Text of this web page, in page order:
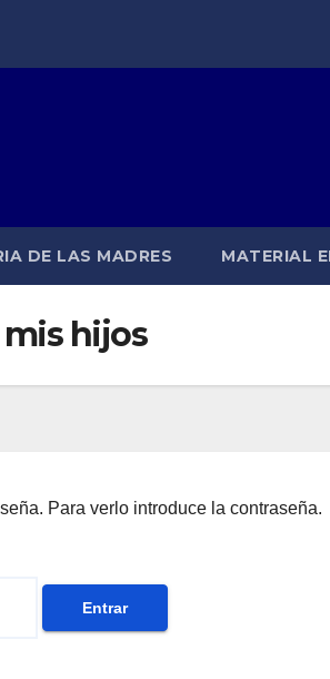
DE LAS MADRES MATERIAL
hijos
Para verlo introduce la contraseña.